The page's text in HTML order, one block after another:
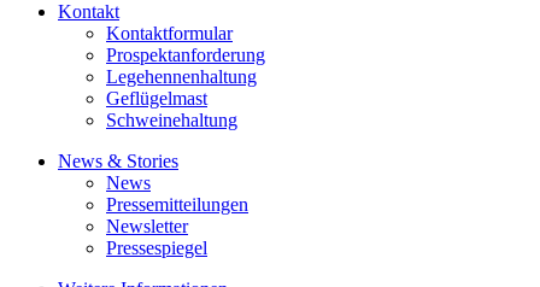
Kontakt
Kontaktformular
Prospektanforderung
Legehennenhaltung
Geflügelmast
Schweinehaltung
News & Stories
News
Pressemitteilungen
Newsletter
Pressespiegel